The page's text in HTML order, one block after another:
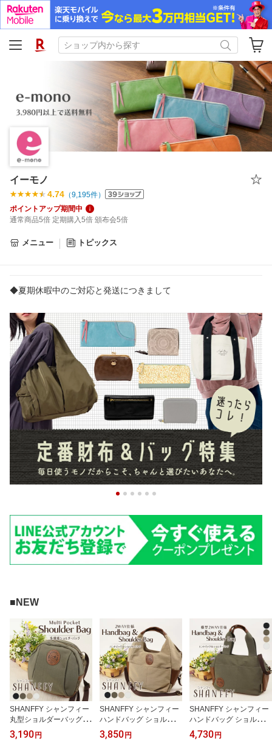
イーモノ
4.74 （9,195件）
ポイントアップ期間中
通常商品5倍 定期購入5倍 頒布会5倍
メニュー トピックス
◆夏期休暇中のご対応と発送につきまして
■NEW
SHANFFY シャンフィー
丸型ショルダーバッグ ワ
ッペン おしゃれ 可愛い
レディース 猫 ねこ キャ
3,190円
SHANFFY シャンフィー
ハンドバッグ ショルダー
バッグ 2WAYハンドバッ
グ ワッペン おしゃれ 可
3,850円
SHANFFY シャンフィー
ハンドバッグ ショルダー
バッグ 横型 2WAYハンド
バッグ ワッペン おしゃ
4,730円